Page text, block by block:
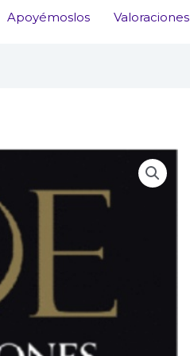
Apoyémoslos Valoraciones